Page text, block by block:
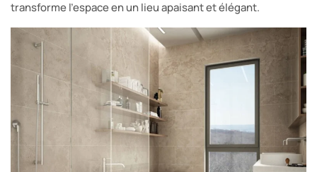
transforme l’espace en un lieu apaisant et élégant.